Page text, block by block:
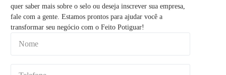
quer saber mais sobre o selo ou deseja inscrever sua empresa,
fale com a gente. Estamos prontos para ajudar você a
transformar seu negócio com o Feito Potiguar!